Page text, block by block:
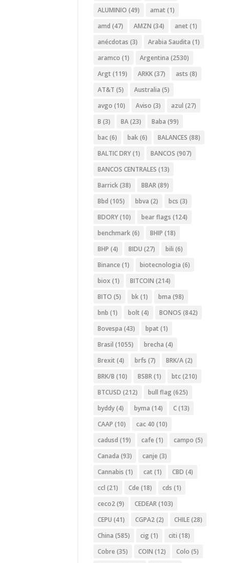
ALUMINIO (49) amat (1)
amd (47) AMZN (34) anet (1)
anécdotas (3) Arabia Saudita (1)
aramco (1) Argentina (2530)
Argt (119) ARKK(37) asts (8)
AT&T (5) Australia (5)
avgo (10) Aviso (3) azul (27)
B (3) BA(23) Baba (99)
bac(6) bak(6) BALANCES (88)
BALTIC DRY(1) BANCOS (907)
BANCOS CENTRALES (13)
Barrick(38) BBAR(89)
Bbd (105) bbva (2) bcs (3)
BDORY(10) bear flags (124)
benchmark(6) BHIP (18)
BHP (4) BIDU (27) bili (6)
Binance (1) biotecnologia (6)
biox (1) BITCOIN (214)
BITO (5) bk(1) bma (98)
bnb (1) bolt (4) BONOS (842)
Bovespa (43) bpat (1)
Brasil (1055) brecha (4)
Brexit (4) brfs (7) BRK/A(2)
BRK/B (10) BSBR(1) btc(210)
BTCUSD (212) bull flag (625)
byddy(4) byma (14) C(13)
CAAP (10) cac 40 (10)
cadusd (19) cafe (1) campo (5)
Canada (93) canje (3)
Cannabis (1) cat (1) CBD (4)
ccl (21) Cde (18) cds (1)
ceco2(9) CEDEAR(103)
CEPU (41) CGPA2(2) CHILE(28)
China (585) cig (1) citi (18)
Cobre (35) COIN (12) Colo (5)